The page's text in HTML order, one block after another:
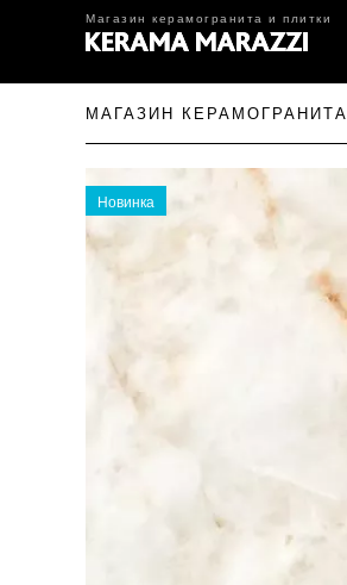
Магазин керамогранита и плитки
МАГАЗИН КЕРАМОГРАНИТА
Новинка